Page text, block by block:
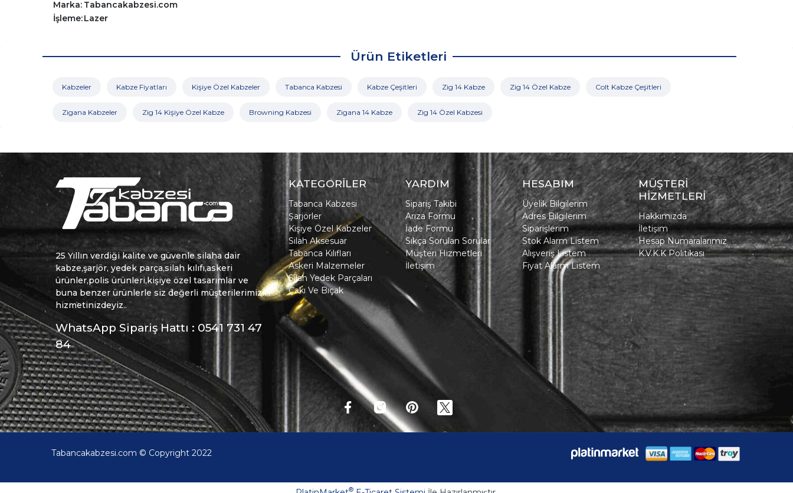
Marka: Tabancakabzesi.com
İşleme:Lazer
Ürün Etiketleri
Kabzeler Kabze Fiyatları Kişiye Özel Kabzeler Tabanca Kabzesi Kabze Çeşitleri Zig 14 Kabze Zig 14 Özel Kabze Colt Kabze Çeşitleri
Zigana Kabzeler Zig 14 Kişiye Özel Kabze Browning Kabzesi Zigana 14 Kabze Zig 14 Özel Kabzesi
25 Yıllın verdiği kalite ve güvenle silaha dair
kabze,şarjör, yedek parça,silah kılıfı,askeri
ürünler,polis ürünleri,kişiye özel tasarımlar ve
buna benzer ürünlerle siz değerli müşterilerimizin
hizmetinizdeyiz..
WhatsApp Sipariş Hattı : 0541 731 47
84
KATEGORİLER
Tabanca Kabzesi
Şarjörler
Kişiye Özel Kabzeler
Silah Aksesuar
Tabanca Kılıfları
Askeri Malzemeler
Silah Yedek Parçaları
Çakı Ve Bıçak
YARDIM
Sipariş Takibi
Arıza Formu
İade Formu
Sıkça Sorulan Sorular
Müşteri Hizmetleri
İletişim
HESABIM
Üyelik Bilgilerim
Adres Bilgilerim
Siparişlerim
Stok Alarm Listem
Alışveriş Listem
Fiyat Alarm Listem
MÜŞTERİ
HİZMETLERİ
Hakkımızda
İletişim
Hesap Numaralarımız
K.V.K.K Politikası
Tabancakabzesi.com © Copyright 2022
®